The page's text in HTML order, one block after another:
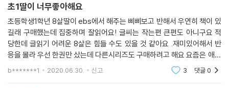
초1딸이 너무좋아해요
초등학생1학년 8살딸이 ebs에서 해주는 삐삐보고 반해서 우연히 책이 있
길래 구매했는데 집중하며 잘읽어요! 글씨는 작는편 큰편도 아니구요 적
당한데 글읽기 어려운 8살은 힘들 수도 있을 것 같아요 .재미있어해서 반
응을 몰라 우선 한권만 샀는데 다른시리즈도 구매하려고 해요 요즘은 애들
b*******1 2020.06.30. 신고 3 댓글0